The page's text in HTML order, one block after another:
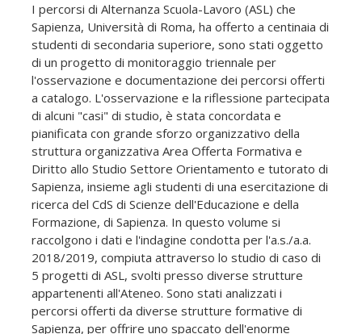
I percorsi di Alternanza Scuola-Lavoro (ASL) che
Sapienza, Università di Roma, ha offerto a centinaia di
studenti di secondaria superiore, sono stati oggetto
di un progetto di monitoraggio triennale per
l'osservazione e documentazione dei percorsi offerti
a catalogo. L'osservazione e la riflessione partecipata
di alcuni "casi" di studio, è stata concordata e
pianificata con grande sforzo organizzativo della
struttura organizzativa Area Offerta Formativa e
Diritto allo Studio Settore Orientamento e tutorato di
Sapienza, insieme agli studenti di una esercitazione di
ricerca del CdS di Scienze dell'Educazione e della
Formazione, di Sapienza. In questo volume si
raccolgono i dati e l'indagine condotta per l'a.s./a.a.
2018/2019, compiuta attraverso lo studio di caso di
5 progetti di ASL, svolti presso diverse strutture
appartenenti all'Ateneo. Sono stati analizzati i
percorsi offerti da diverse strutture formative di
Sapienza, per offrire uno spaccato dell'enorme